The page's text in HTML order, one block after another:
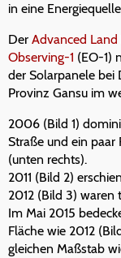
in eine
Der Advanced Land
Observing-1 (EO-1)
der Solarpanele bei
Provinz Gansu im
2006 (Bild 1)
Straße und ein
(unten rechts).
2011 (Bild 2)
2012 (Bild 3) waren
Im Mai 2015
Fläche wie 2012
gleichen Maßstab